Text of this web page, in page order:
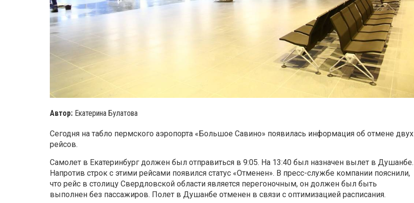
Автор: Екатерина Булатова
Сегодня на табло пермского аэропорта «Большое Савино» появилась информация об отмене двух
рейсов.
Самолет в Екатеринбург должен был отправиться в 9:05. На 13:40 был назначен вылет в Душанбе.
Напротив строк с этими рейсами появился статус «Отменен». В пресс-службе компании пояснили,
что рейс в столицу Свердловской области является перегоночным, он должен был быть
выполнен без пассажиров. Полет в Душанбе отменен в связи с оптимизацией расписания.